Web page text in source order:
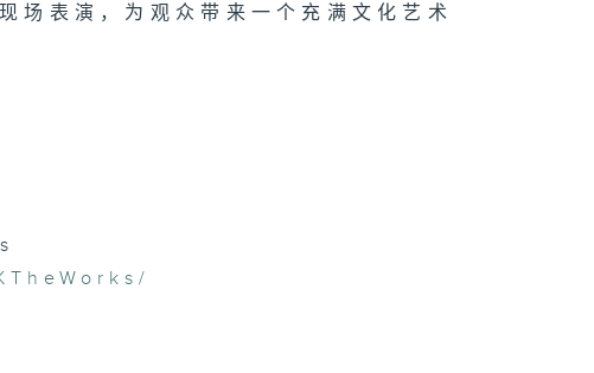
场表演，为观众带来一个充满文化艺术